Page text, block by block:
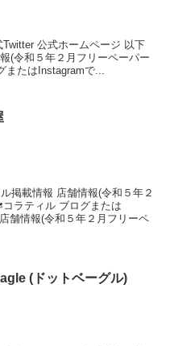
公式ホームページ 以下
(令和５年２月フリーペーパー
たはInstagramで...
掲載情報 店舗情報(令和５年２
ラティル ブログまたは
舗情報(令和５年２月フリーペ
(ドットベーグル)